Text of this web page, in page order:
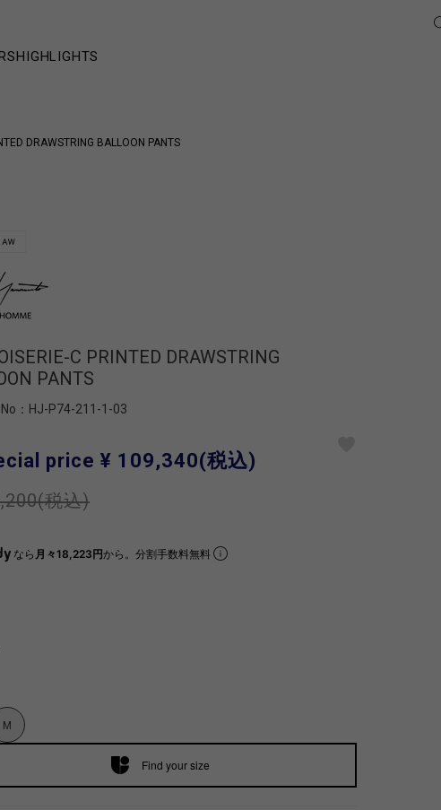
HIGHLIGHTS
DRAWSTRING BALLOON PANTS
C PRINTED DRAWSTRING
PANTS
： HJ-P74-211-1-03
price ¥ 109,340(税込)
(税込)
なら 月々18,223円から。分割手数料無料
M
Find your size